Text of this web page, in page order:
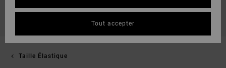
Taille Élastique
Tout accepter